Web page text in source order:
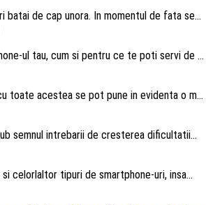
de cap unora. In momentul de fata se...
ul tau, cum si pentru ce te poti servi de ...
toate acestea se pot pune in evidenta o m...
semnul intrebarii de cresterea dificultatii...
celorlaltor tipuri de smartphone-uri, insa...